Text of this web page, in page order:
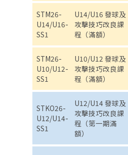
STM26-
U14/U16-
SS1
U14/U16 發球及
攻擊技巧改良課
程（滿額）
STM26-
U10/U12-
SS1
U10/U12 發球及
攻擊技巧改良課
程（滿額）
STKO26-
U12/U14-
SS1
U12/U14 發球及
攻擊技巧改良課
程（第一期滿
額）